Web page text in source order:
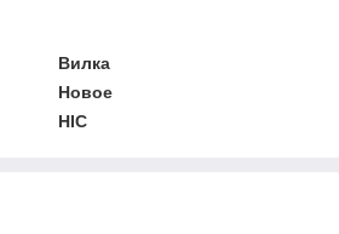
Вилка
Новое
HIC